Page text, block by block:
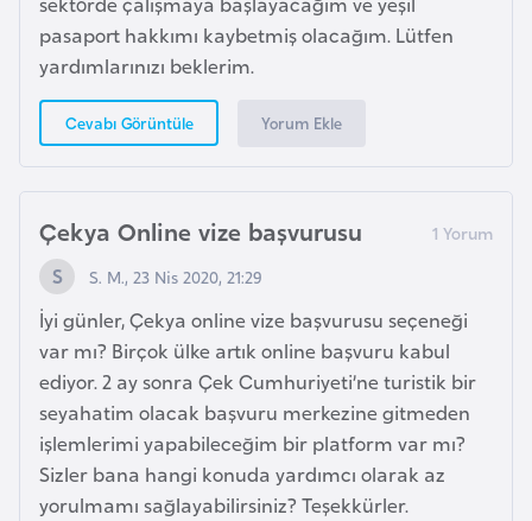
pasaport hakkımı kaybetmiş olacağım. Lütfen
yardımlarınızı beklerim.
Cevabı Görüntüle Yorum Ekle
Çekya Online vize başvurusu
S. M., 23 Nis 2020, 21:29
İyi günler, Çekya online vize başvurusu seçeneği
var mı? Birçok ülke artık online başvuru kabul
ediyor. 2 ay sonra Çek Cumhuriyeti’ne turistik bir
seyahatim olacak başvuru merkezine gitmeden
işlemlerimi yapabileceğim bir platform var mı?
Sizler bana hangi konuda yardımcı olarak az
yorulmamı sağlayabilirsiniz? Teşekkürler.
a
n
İ
s
r
a
i
l
İ
s
v
e